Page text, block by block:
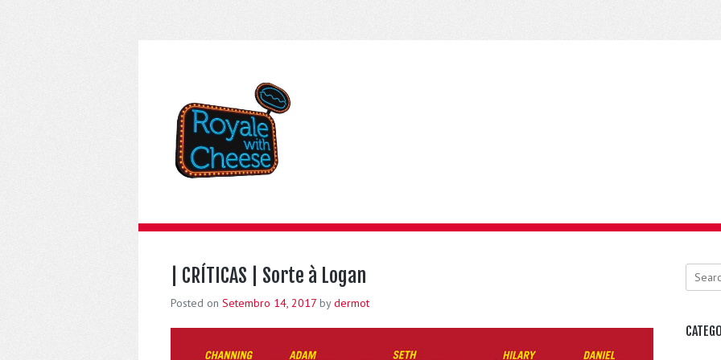
| CRÍTICAS | Sorte à Logan
Posted on Setembro 14, 2017 bydermot
Search